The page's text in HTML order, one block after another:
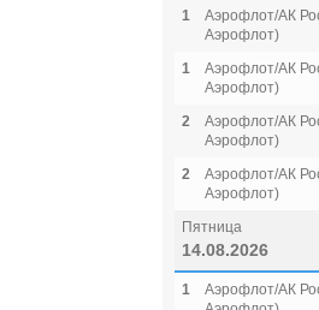
1
Аэрофлот/АК
Аэрофлот)
1
Аэрофлот/АК
Аэрофлот)
2
Аэрофлот/АК
Аэрофлот)
2
Аэрофлот/АК
Аэрофлот)
Пятница
14.08.2026
1
Аэрофлот/АК